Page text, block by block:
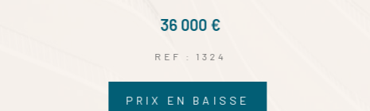
129 000 €
REF : 1341
NOUVEAUTÉ